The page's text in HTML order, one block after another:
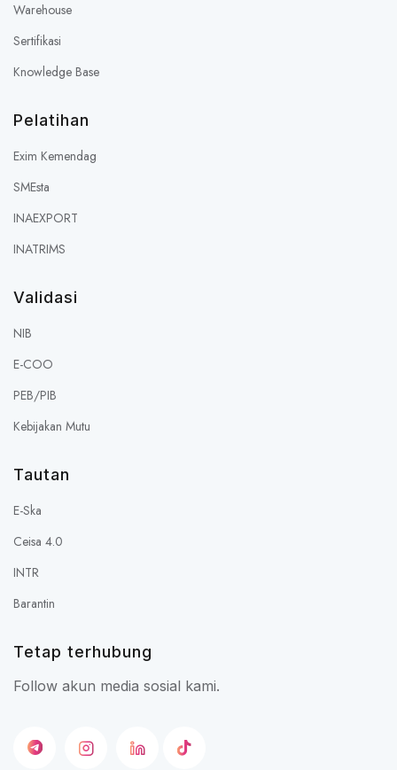
Warehouse
Sertifikasi
Knowledge Base
Pelatihan
Exim Kemendag
SMEsta
INAEXPORT
INATRIMS
Validasi
NIB
E-COO
PEB/PIB
Kebijakan Mutu
Tautan
E-Ska
Ceisa 4.0
INTR
Barantin
Tetap terhubung
Follow akun media sosial kami.